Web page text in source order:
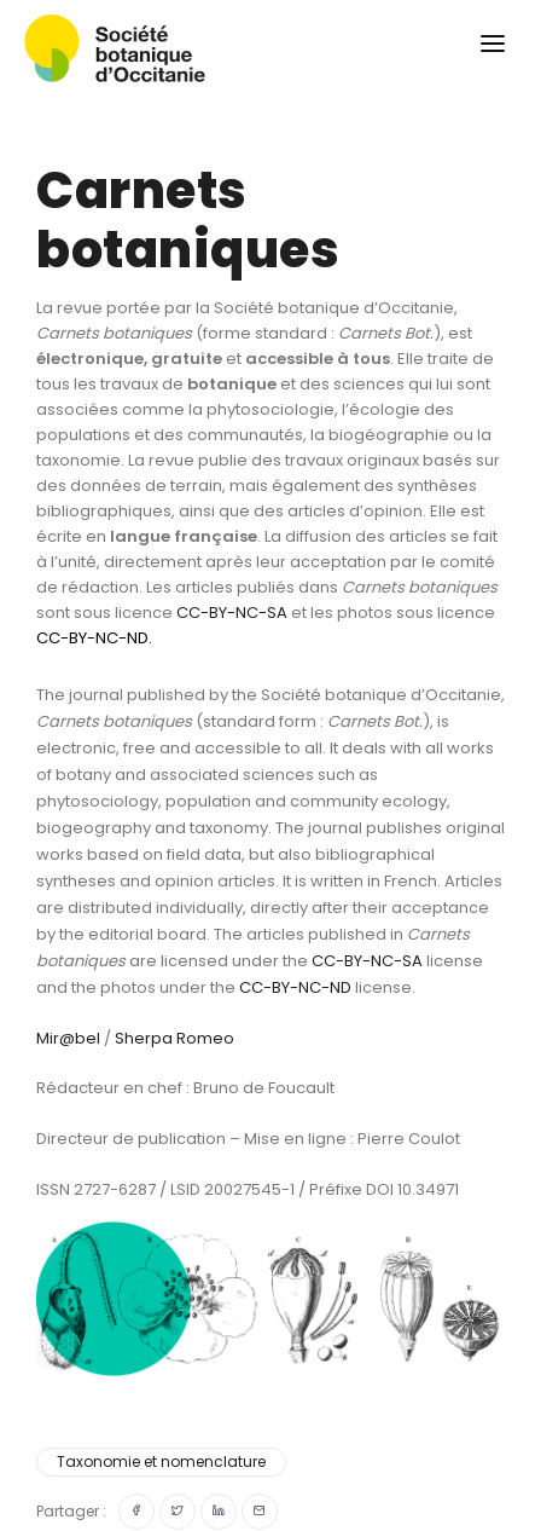
Colloque
Convergences botaniques
Herbier PCPR
Ressources
Actualités et calendrier
Contact
Carnets
botaniques
La revue portée par la Société botanique d’Occitanie,
Carnets botaniques (forme standard : Carnets Bot.), est
électronique, gratuite et accessible à tous. Elle traite de
tous les travaux de botanique et des sciences qui lui sont
associées comme la phytosociologie, l’écologie des
populations et des communautés, la biogéographie ou la
taxonomie. La revue publie des travaux originaux basés sur
des données de terrain, mais également des synthèses
bibliographiques, ainsi que des articles d’opinion. Elle est
écrite en langue française. La diffusion des articles se fait
à l’unité, directement après leur acceptation par le comité
de rédaction. Les articles publiés dans Carnets botaniques
sont sous licence CC-BY-NC-SA et les photos sous licence
CC-BY-NC-ND.
The journal published by the Société botanique d’Occitanie,
Carnets botaniques (standard form : Carnets Bot.), is
electronic, free and accessible to all. It deals with all works
of botany and associated sciences such as
phytosociology, population and community ecology,
biogeography and taxonomy. The journal publishes original
works based on field data, but also bibliographical
syntheses and opinion articles. It is written in French. Articles
are distributed individually, directly after their acceptance
by the editorial board. The articles published in Carnets
botaniquesare licensed under the CC-BY-NC-SAlicense
and the photos under the CC-BY-NC-ND license.
Mir@bel /Sherpa Romeo
Rédacteur en chef : Bruno de Foucault
Directeur de publication – Mise en ligne : Pierre Coulot
ISSN 2727-6287 / LSID 20027545-1 / Préfixe DOI 10.34971
Taxonomie et nomenclature
Partager :